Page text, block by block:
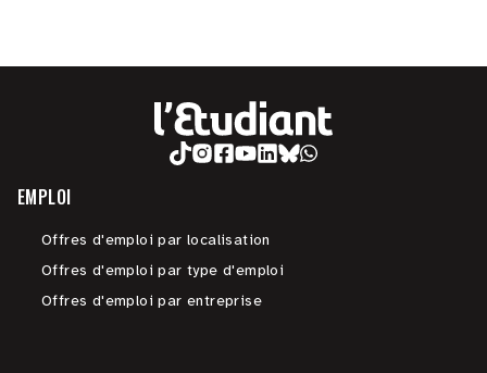
EMPLOI
Offres d'emploi par localisation
Offres d'emploi par type d'emploi
Offres d'emploi par entreprise